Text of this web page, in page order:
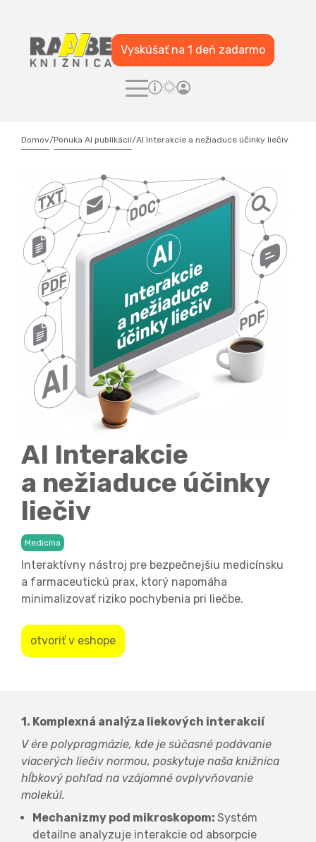
Vyskúšať na 1 deň zadarmo
Domov/Ponuka AI publikácií/AI Interakcie a nežiaduce účinky liečiv
AI Interakcie
a nežiaduce účinky
liečiv
Medicína
Interaktívny nástroj pre bezpečnejšiu medicínsku
a farmaceutickú prax, ktorý napomáha
minimalizovať riziko pochybenia pri liečbe.
otvoriť v eshope
1. Komplexná analýza liekových interakcií
V ére polypragmázie, kde je súčasné podávanie
viacerých liečiv normou, poskytuje naša knižnica
hĺbkový pohľad na vzájomné ovplyvňovanie
molekúl.
Mechanizmy pod mikroskopom: Systém
detailne analyzuje interakcie od absorpcie